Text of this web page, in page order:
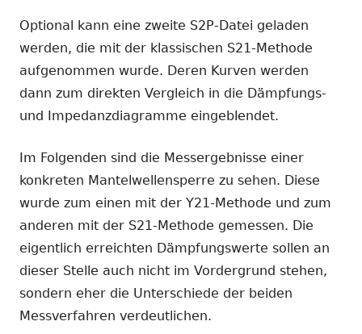
Optional kann eine zweite S2P-Datei geladen
werden, die mit der klassischen S21-Methode
aufgenommen wurde. Deren Kurven werden
dann zum direkten Vergleich in die Dämpfungs-
und Impedanzdiagramme eingeblendet.
Im Folgenden sind die Messergebnisse einer
konkreten Mantelwellensperre zu sehen. Diese
wurde zum einen mit der Y21-Methode und zum
anderen mit der S21-Methode gemessen. Die
eigentlich erreichten Dämpfungswerte sollen an
dieser Stelle auch nicht im Vordergrund stehen,
sondern eher die Unterschiede der beiden
Messverfahren verdeutlichen.